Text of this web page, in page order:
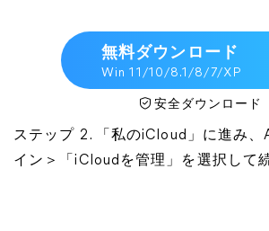
無料ダウンロード
Win 11/10/8.1/8/7/XP
安全ダウンロード
ステップ 2. 「私のiCloud」に進み
イン＞「iCloudを管理」を選択して